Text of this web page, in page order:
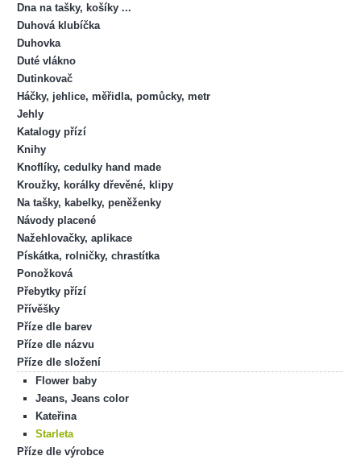
Dna na tašky, košíky ...
Duhová klubíčka
Duhovka
Duté vlákno
Dutinkovač
Háčky, jehlice, měřidla, pomůcky, metr
Jehly
Katalogy přízí
Knihy
Knoflíky, cedulky hand made
Kroužky, korálky dřevěné, klipy
Na tašky, kabelky, peněženky
Návody placené
Nažehlovačky, aplikace
Pískátka, rolničky, chrastítka
Ponožková
Přebytky přízí
Přívěšky
Příze dle barev
Příze dle názvu
Příze dle složení
Flower baby
Jeans, Jeans color
Kateřina
Starleta
Příze dle výrobce